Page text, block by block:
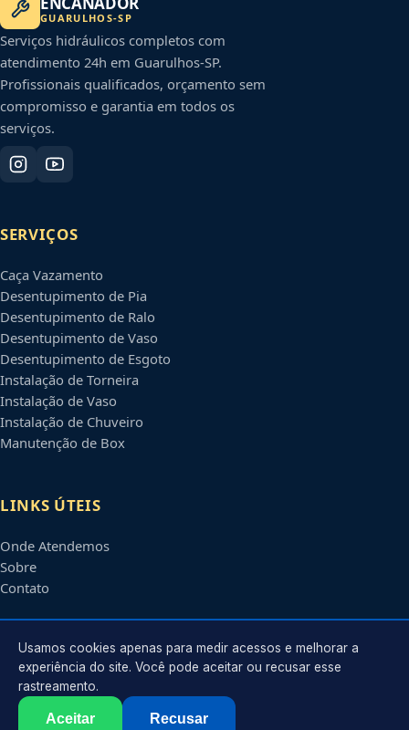
GUARULHOS-SP
Serviços hidráulicos completos com
atendimento 24h em Guarulhos-SP.
Profissionais qualificados, orçamento sem
compromisso e garantia em todos os
serviços.
SERVIÇOS
Caça Vazamento
Desentupimento de Pia
Desentupimento de Ralo
Desentupimento de Vaso
Desentupimento de Esgoto
Instalação de Torneira
Instalação de Vaso
Instalação de Chuveiro
Manutenção de Box
LINKS ÚTEIS
Onde Atendemos
Sobre
Contato
CONTATO
Atendimento em
contato@encanadoremguarulhos.com.br
Usamos cookies apenas para medir acessos e melhorar a
experiência do site. Você pode aceitar ou recusar esse
rastreamento.
Aceitar Recusar